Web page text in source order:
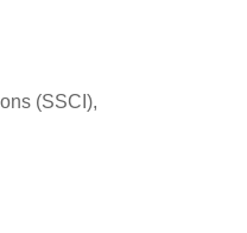
(SSCI),